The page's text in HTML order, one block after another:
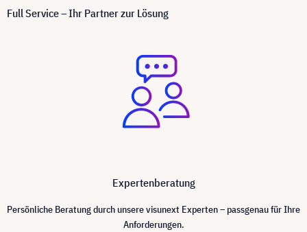
Full Service – Ihr Partner zur Lösung
Expertenberatung
Persönliche Beratung durch unsere visunext Experten – passgenau für Ihre
Anforderungen.